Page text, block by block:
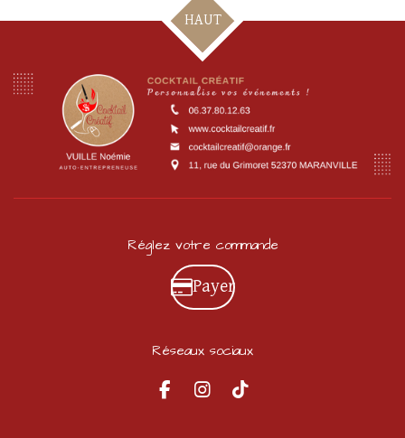
HAUT
Réglez votre commande
Payer
Réseaux sociaux
F
I
T